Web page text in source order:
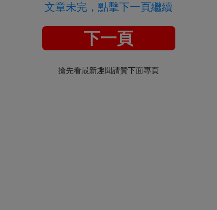
文章未完，點擊下一頁繼續
下一頁
搶先看最新趣聞請贊下面專頁